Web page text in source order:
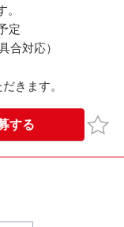
定
合対応）
きます。
する お気